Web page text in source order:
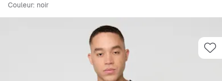
Couleur: noir